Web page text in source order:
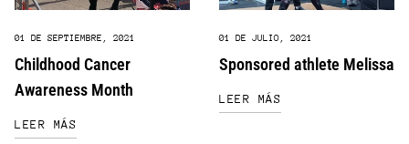
01 DE SEPTIEMBRE, 2021
Childhood Cancer
Awareness Month
LEER MÁS
01 DE JULIO, 2021
Sponsored athlete Melissa
LEER MÁS